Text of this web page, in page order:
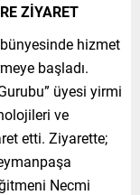
ZİYARET
hizmet
başladı.
üyesi yirmi
ve
etti. Ziyarette;
Necmi